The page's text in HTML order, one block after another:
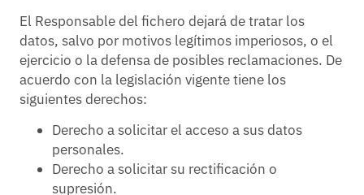
El Responsable del fichero dejará de tratar los
datos, salvo por motivos legítimos imperiosos, o el
ejercicio o la defensa de posibles reclamaciones. De
acuerdo con la legislación vigente tiene los
siguientes derechos:
Derecho a solicitar el acceso a sus datos
personales.
Derecho a solicitar su rectificación o
supresión.